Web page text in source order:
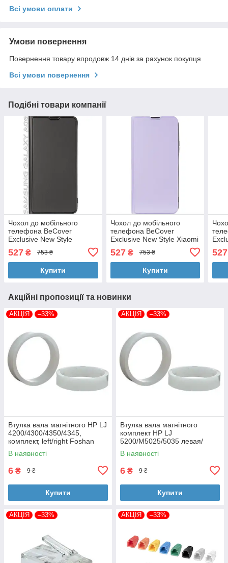
Всі умови оплати
Умови повернення
Повернення товару впродовж 14 днів за рахунок покупця
Всі умови повернення
Подібні товари компанії
Чохол до мобільного
телефона BeCover
Exclusive New Style
Samsung Galaxy A06 SM-
A065 Black (712683)
527 ₴ 753 ₴
Купити
Чохол до мобільного
телефона BeCover
Exclusive New Style Xiaomi
Purple (714932)
527₴ 753 ₴
Купити
527
Акційні пропозиції та новинки
АКЦІЯ –33%
Втулка вала магнітного HP LJ
4200/4300/4350/4345,
комплект, left/right Foshan
(MAG-1338A-BSH-Foshan)
В наявності
6 ₴ 9 ₴
Купити
АКЦІЯ –33%
Втулка вала магнітного
комплект HP LJ
5200/M5025/5035 левая/
правая Foshan (MAG-7516A-
BSH-Foshan)
В наявності
6 ₴ 9 ₴
Купити
АКЦІЯ –33% АКЦІЯ –33%